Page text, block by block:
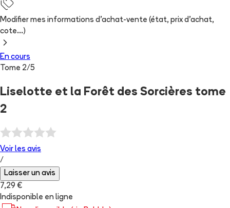
Modifier mes informations d'achat-vente (état, prix d'achat,
cote...)
En cours
Tome 2/5
Liselotte et la Forêt des Sorcières tome
2
Voir les avis
/
Laisser un avis
7,29 €
Indisponible en ligne